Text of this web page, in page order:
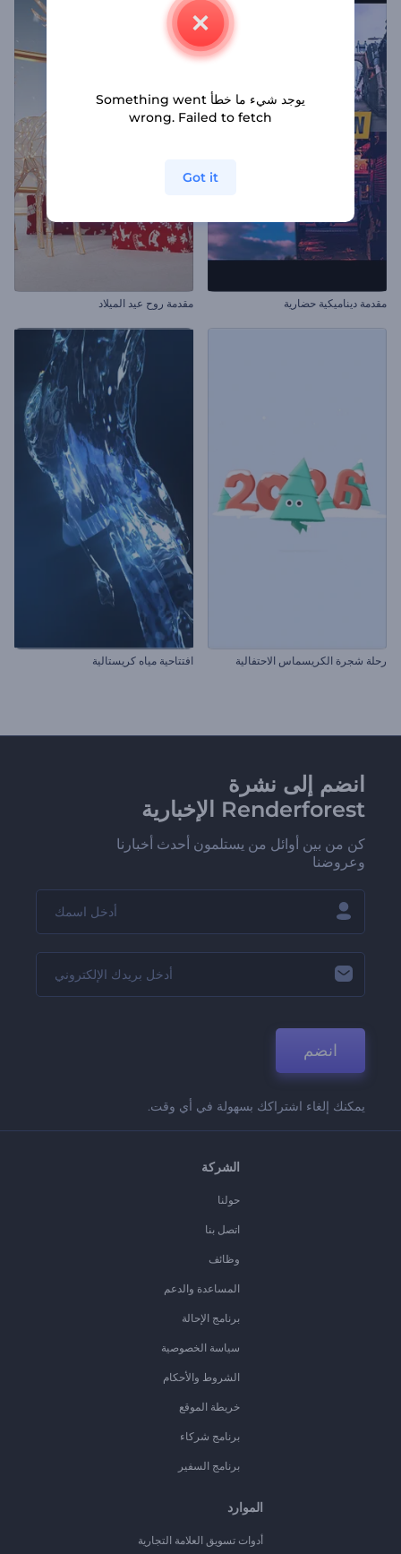
مقدمة ديناميكية حضارية مقدمة روح عيد الميلاد
رحلة شجرة الكريسماس الاحتفالية افتتاحية مياه كريستالية
انضم إلى نشرة
Renderforest الإخبارية
كن من بين أوائل من يستلمون أحدث أخبارنا
وعروضنا
انضم
يمكنك إلغاء اشتراكك بسهولة في أي وقت.
الشركة
حولنا
اتصل بنا
وظائف
المساعدة والدعم
برنامج الإحالة
سياسة الخصوصية
الشروط والأحكام
خريطة الموقع
برنامج شركاء
برنامج السفير
الموارد
أدوات تسويق العلامة التجارية
يوجد شيء ما خطأ Something went
wrong. Failed to fetch
Got it